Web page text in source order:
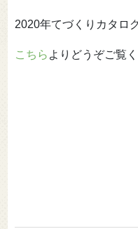
2020年てづくりカタロ
こちら よりどうぞご覧く